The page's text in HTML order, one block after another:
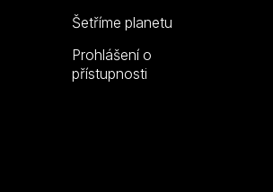
Šetříme planetu
Prohlášení o
přístupnosti